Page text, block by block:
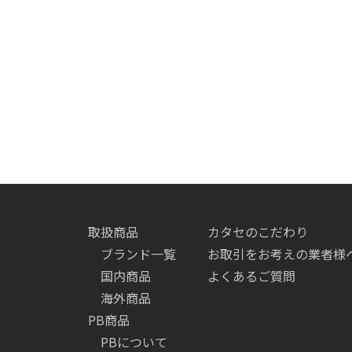
取扱商品
ブランド一覧
国内商品
海外商品
PB商品
PBについて
カタセのこだわり
お取引をお考えの業者様
よくあるご質問